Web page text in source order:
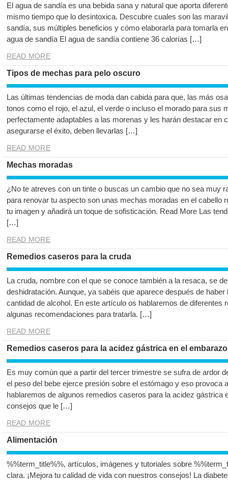
El agua de sandía es una bebida sana y natural que aporta
mismo tiempo que lo desintoxica. Descubre cuales son las
sandía, sus múltiples beneficios y cómo elaborarla para tomarla
agua de sandía El agua de sandía contiene 36 calorías […]
READ MORE
Tipos de mechas para pelo oscuro
Las últimas tendencias de moda dan cabida para que, las más
tonos como el rojo, el azul, el verde o incluso el morado para sus
perfectamente adaptables a las morenas y les harán destacar en
asegurarse el éxito, deben llevarlas […]
READ MORE
Mechas moradas
¿No te atreves con un tinte o buscas un cambio que no sea muy
para renovar tu aspecto son unas mechas moradas en el cabello
tu imagen y añadirá un toque de sofisticación. Read More Las
[…]
READ MORE
Remedios caseros para la cruda
La cruda, nombre con el que se conoce también a la resaca, se
deshidratación. Aunque, ya sabéis que aparece después de
cantidad de alcohol. En este artículo os hablaremos de diferentes
algunas recomendaciones para tratarla. […]
READ MORE
Remedios caseros para la acidez gástrica en el embarazo
Es muy común que a partir del tercer trimestre se sufra de ardor
el peso del bebe ejerce presión sobre el estómago y eso provoca
hablaremos de algunos remedios caseros para la acidez gástrica
consejos que le […]
READ MORE
Alimentación
%%term_title%%, artículos, imágenes y tutoriales sobre
clara. ¡Mejora tu calidad de vida con nuestros consejos! La